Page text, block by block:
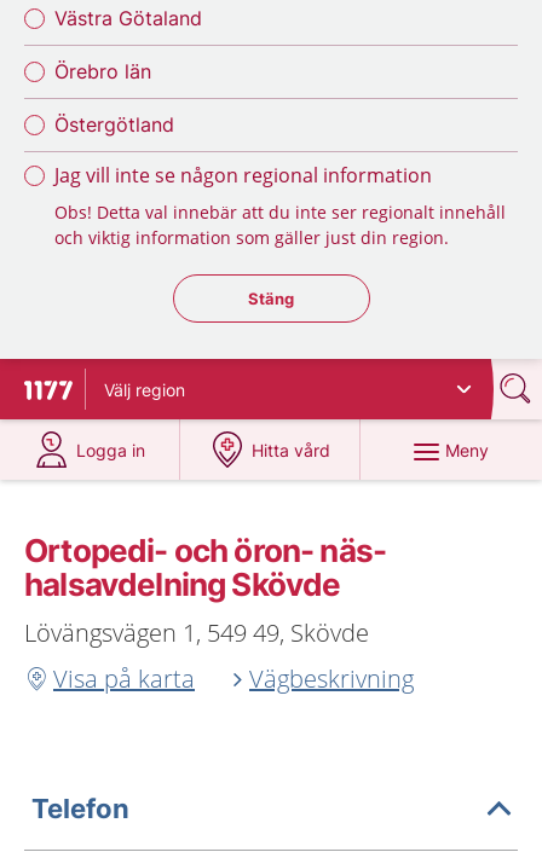
Västra Götaland
Örebro län
Östergötland
Jag vill inte se någon regional information
Obs! Detta val innebär att du inte ser regionalt innehåll
och viktig information som gäller just din region.
Stäng regionsväljaren
Stäng
Till startsidan för 1177
Välj region
Logga in
på 1177.se
Hitta vård
på 1177.se
Meny
Ortopedi- och öron- näs-
halsavdelning Skövde
Lövängsvägen 1, 549 49, Skövde
Visa på karta
Vägbeskrivning
Telefon